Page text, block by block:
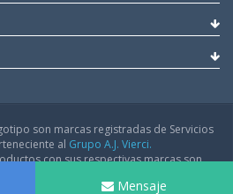
Mensaje
son marcas registradas de Servicios
al Grupo A.J. Vierci.
con sus respectivas marcas son